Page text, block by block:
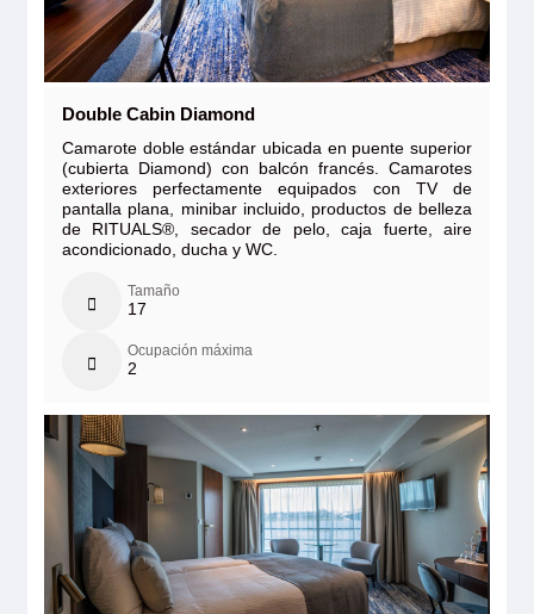
Double Cabin Diamond
Camarote doble estándar ubicada en puente superior
(cubierta Diamond) con balcón francés. Camarotes
exteriores perfectamente equipados con TV de
pantalla plana, minibar incluido, productos de belleza
de RITUALS®, secador de pelo, caja fuerte, aire
acondicionado, ducha y WC.
Tamaño
17
Ocupación máxima
2